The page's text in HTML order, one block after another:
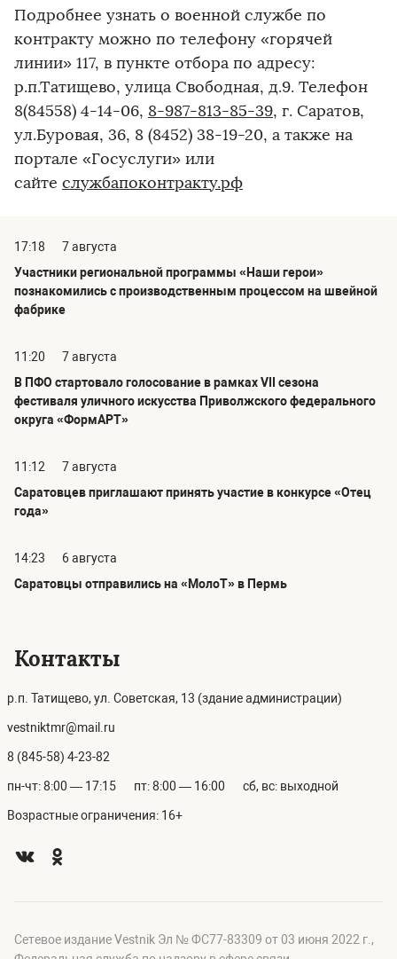
Подробнее узнать о военной службе по
контракту можно по телефону «горячей
линии» 117, в пункте отбора по адресу:
р.п.Татищево, улица Свободная, д.9. Телефон
8(84558) 4-14-06, 8-987-813-85-39, г. Саратов,
ул.Буровая, 36, 8 (8452) 38-19-20, а также на
портале «Госуслуги» или
сайте службапоконтракту.рф
17:18
7 августа
Участники региональной программы «Наши герои»
познакомились с производственным процессом на швейной
фабрике
11:20
7 августа
В ПФО стартовало голосование в рамках VII сезона
фестиваля уличного искусства Приволжского федерального
округа «ФормАРТ»
11:12
7 августа
Саратовцев приглашают принять участие в конкурсе «Отец
года»
14:23
6 августа
Саратовцы отправились на «МолоТ» в Пермь
Контакты
р.п. Татищево, ул. Советская, 13 (здание администрации)
vestniktmr@mail.ru
8 (845-58) 4-23-82
пн-чт: 8:00 — 17:15 пт: 8:00 — 16:00 сб, вс: выходной
Возрастные ограничения: 16+
Сетевое издание Vestnik Эл № ФС77-83309 от 03 июня 2022 г.,